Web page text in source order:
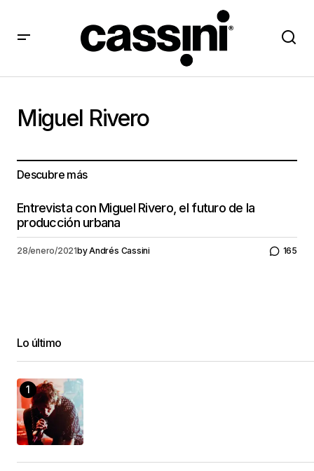
Miguel Rivero
Descubre más
Entrevista con Miguel Rivero, el futuro de la
producción urbana
28/enero/2021byAndrés Cassini 165
Lo último